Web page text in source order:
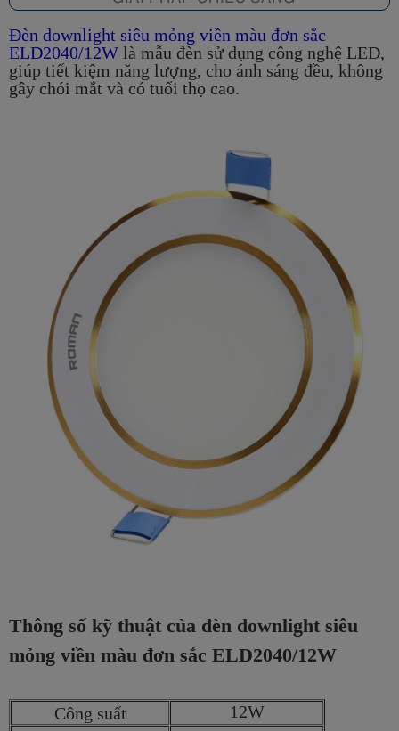
Đèn downlight siêu mỏng viền màu đơn sắc
ELD2040/12W là mẫu đèn sử dụng công nghệ LED,
giúp tiết kiệm năng lượng, cho ánh sáng đều, không
gây chói mắt và có tuổi thọ cao.
Thông số kỹ thuật của đèn downlight siêu
mỏng viền màu đơn sắc ELD2040/12W
Công suất
12W